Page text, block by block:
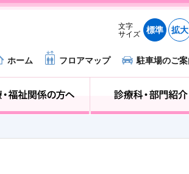
文字
サイズ
標準 拡大
ホーム フロアマップ 駐車場のご